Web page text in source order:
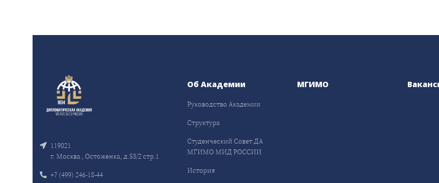
119021
г. Москва , Остоженка, д.53/2 стр.1
+7 (499) 246-18-44
Об Академии
Руководство Академии
Структура
Студенческий Совет ДА
МГИМО МИД РОССИИ
История
МГИМО